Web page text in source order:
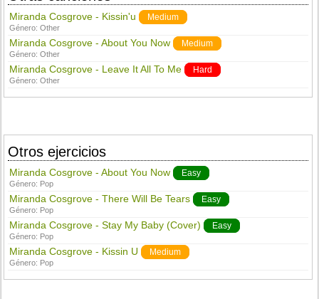
Miranda Cosgrove - Kissin'u Medium
Género:Other
Miranda Cosgrove - About You Now Medium
Género:Other
Miranda Cosgrove - Leave It All To Me Hard
Género:Other
Otros ejercicios
Miranda Cosgrove - About You Now Easy
Género: Pop
Miranda Cosgrove - There Will Be Tears Easy
Género: Pop
Miranda Cosgrove - Stay My Baby (Cover) Easy
Género: Pop
Miranda Cosgrove - Kissin U Medium
Género: Pop